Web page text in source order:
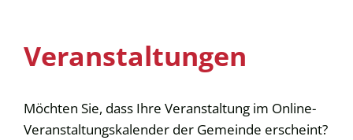
Veranstaltungen
Möchten Sie, dass Ihre Veranstaltung im Online-
Veranstaltungskalender der Gemeinde erscheint?